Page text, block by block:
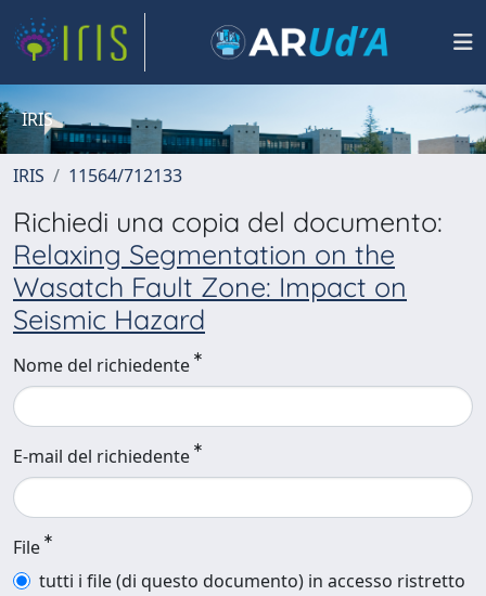
IRIS
IRIS 11564/712133
Richiedi una copia del documento:
Relaxing Segmentation on the
Wasatch Fault Zone: Impact on
Seismic Hazard
Nome del richiedente
E-mail del richiedente
File
tutti i file (di questo documento) in accesso ristretto